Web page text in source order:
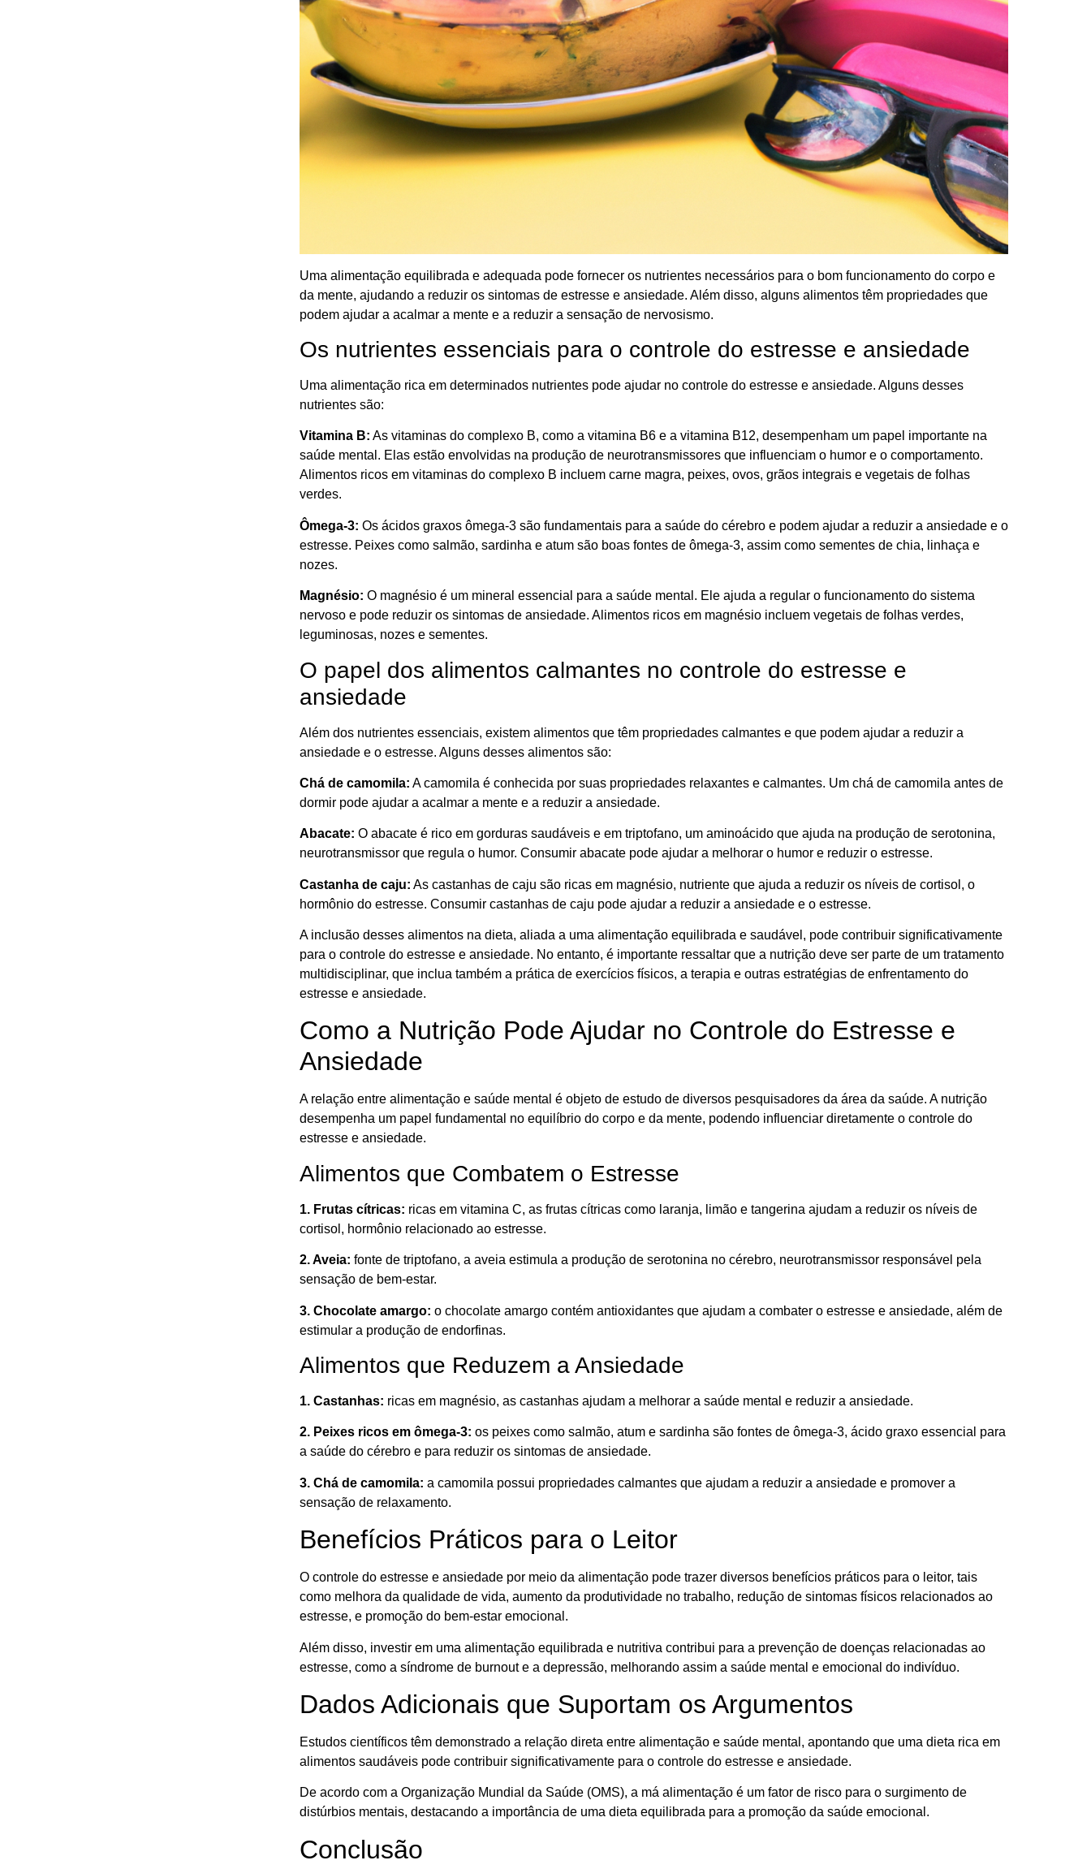
Uma alimentação equilibrada e adequada pode fornecer os nutrientes necessários para o bom funcionamento do corpo e
da mente, ajudando a reduzir os sintomas de estresse e ansiedade. Além disso, alguns alimentos têm propriedades que
podem ajudar a acalmar a mente e a reduzir a sensação de nervosismo.
Os nutrientes essenciais para o controle do estresse e ansiedade
Uma alimentação rica em determinados nutrientes pode ajudar no controle do estresse e ansiedade. Alguns desses
nutrientes são:
Vitamina B: As vitaminas do complexo B, como a vitamina B6 e a vitamina B12, desempenham um papel importante na
saúde mental. Elas estão envolvidas na produção de neurotransmissores que influenciam o humor e o comportamento.
Alimentos ricos em vitaminas do complexo B incluem carne magra, peixes, ovos, grãos integrais e vegetais de folhas
verdes.
Ômega-3: Os ácidos graxos ômega-3 são fundamentais para a saúde do cérebro e podem ajudar a reduzir a ansiedade e o
estresse. Peixes como salmão, sardinha e atum são boas fontes de ômega-3, assim como sementes de chia, linhaça e
nozes.
Magnésio: O magnésio é um mineral essencial para a saúde mental. Ele ajuda a regular o funcionamento do sistema
nervoso e pode reduzir os sintomas de ansiedade. Alimentos ricos em magnésio incluem vegetais de folhas verdes,
leguminosas, nozes e sementes.
O papel dos alimentos calmantes no controle do estresse e
ansiedade
Além dos nutrientes essenciais, existem alimentos que têm propriedades calmantes e que podem ajudar a reduzir a
ansiedade e o estresse. Alguns desses alimentos são:
Chá de camomila: A camomila é conhecida por suas propriedades relaxantes e calmantes. Um chá de camomila antes de
dormir pode ajudar a acalmar a mente e a reduzir a ansiedade.
Abacate: O abacate é rico em gorduras saudáveis e em triptofano, um aminoácido que ajuda na produção de serotonina,
neurotransmissor que regula o humor. Consumir abacate pode ajudar a melhorar o humor e reduzir o estresse.
Castanha de caju: As castanhas de caju são ricas em magnésio, nutriente que ajuda a reduzir os níveis de cortisol, o
hormônio do estresse. Consumir castanhas de caju pode ajudar a reduzir a ansiedade e o estresse.
A inclusão desses alimentos na dieta, aliada a uma alimentação equilibrada e saudável, pode contribuir significativamente
para o controle do estresse e ansiedade. No entanto, é importante ressaltar que a nutrição deve ser parte de um tratamento
multidisciplinar, que inclua também a prática de exercícios físicos, a terapia e outras estratégias de enfrentamento do
estresse e ansiedade.
Como a Nutrição Pode Ajudar no Controle do Estresse e
Ansiedade
A relação entre alimentação e saúde mental é objeto de estudo de diversos pesquisadores da área da saúde. A nutrição
desempenha um papel fundamental no equilíbrio do corpo e da mente, podendo influenciar diretamente o controle do
estresse e ansiedade.
Alimentos que Combatem o Estresse
1. Frutas cítricas: ricas em vitamina C, as frutas cítricas como laranja, limão e tangerina ajudam a reduzir os níveis de
cortisol, hormônio relacionado ao estresse.
2. Aveia: fonte de triptofano, a aveia estimula a produção de serotonina no cérebro, neurotransmissor responsável pela
sensação de bem-estar.
3. Chocolate amargo: o chocolate amargo contém antioxidantes que ajudam a combater o estresse e ansiedade, além de
estimular a produção de endorfinas.
Alimentos que Reduzem a Ansiedade
1. Castanhas: ricas em magnésio, as castanhas ajudam a melhorar a saúde mental e reduzir a ansiedade.
2. Peixes ricos em ômega-3: os peixes como salmão, atum e sardinha são fontes de ômega-3, ácido graxo essencial para
a saúde do cérebro e para reduzir os sintomas de ansiedade.
3. Chá de camomila: a camomila possui propriedades calmantes que ajudam a reduzir a ansiedade e promover a
sensação de relaxamento.
Benefícios Práticos para o Leitor
O controle do estresse e ansiedade por meio da alimentação pode trazer diversos benefícios práticos para o leitor, tais
como melhora da qualidade de vida, aumento da produtividade no trabalho, redução de sintomas físicos relacionados ao
estresse, e promoção do bem-estar emocional.
Além disso, investir em uma alimentação equilibrada e nutritiva contribui para a prevenção de doenças relacionadas ao
estresse, como a síndrome de burnout e a depressão, melhorando assim a saúde mental e emocional do indivíduo.
Dados Adicionais que Suportam os Argumentos
Estudos científicos têm demonstrado a relação direta entre alimentação e saúde mental, apontando que uma dieta rica em
alimentos saudáveis pode contribuir significativamente para o controle do estresse e ansiedade.
De acordo com a Organização Mundial da Saúde (OMS), a má alimentação é um fator de risco para o surgimento de
distúrbios mentais, destacando a importância de uma dieta equilibrada para a promoção da saúde emocional.
Conclusão